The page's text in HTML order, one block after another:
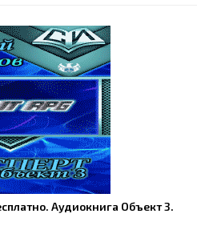
Аудиокнига Объект 3.